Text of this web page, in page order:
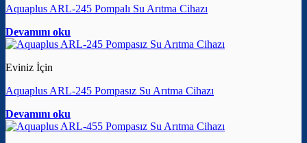
Aquaplus ARL-245 Pompalı Su Arıtma Cihazı
Devamını oku
Eviniz İçin
Aquaplus ARL-245 Pompasız Su Arıtma Cihazı
Devamını oku